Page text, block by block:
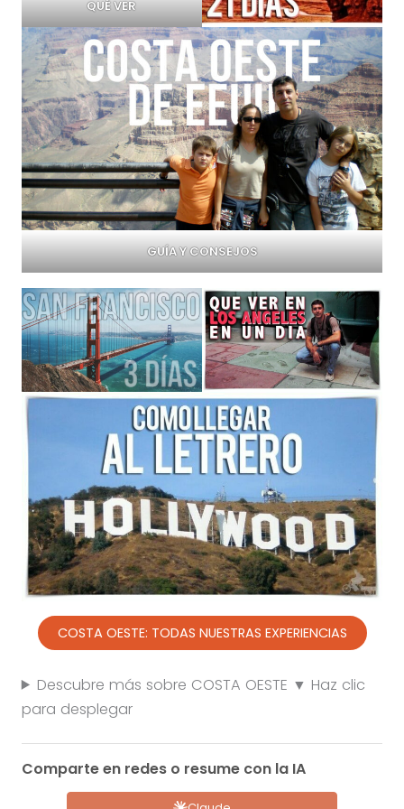
QUÉ VER
GUÍA Y CONSEJOS
COSTA OESTE: TODAS NUESTRAS EXPERIENCIAS
Descubre más sobre COSTA OESTE ▼ Haz clic
para desplegar
Comparte en redes o resume con la IA